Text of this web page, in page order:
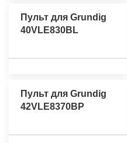
Пульт для Grundig
40VLE830BL
Пульт для Grundig
42VLE8370BP